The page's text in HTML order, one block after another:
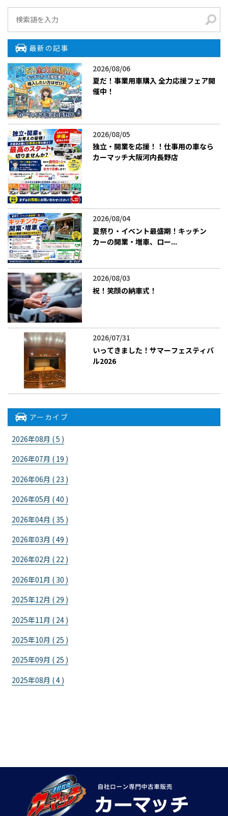
最新の記事
2026/08/06
夏だ！事業用車購入 全力応援フェア開
催中！
2026/08/05
独立・開業を応援！！仕事用の車なら
カーマッチ大阪河内長野店
2026/08/04
夏祭り・イベント最盛期！キッチン
カーの開業・増車、ロー...
2026/08/03
​祝！笑顔の納車式！
2026/07/31
いってきました！サマーフェスティバ
ル2026
アーカイブ
2026年08月 ( 5 )
2026年07月 ( 19 )
2026年06月 ( 23 )
2026年05月 ( 40 )
2026年04月 ( 35 )
2026年03月 ( 49 )
2026年02月 ( 22 )
2026年01月 ( 30 )
2025年12月 ( 29 )
2025年11月 ( 24 )
2025年10月 ( 25 )
2025年09月 ( 25 )
2025年08月 ( 4 )